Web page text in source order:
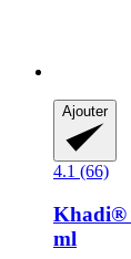
Ajouter
4.1 (66)
Khadi®
ml